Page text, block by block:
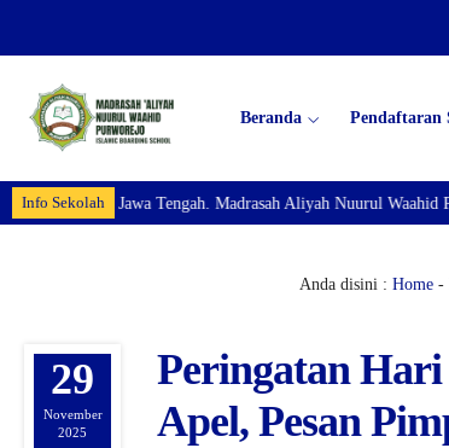
Beranda Pendaftaran
Info SekolahMadrasah Aliyah Nuurul Waahid Purworejo Islamic
Anda disini : Home-
29
November
2025
Peringatan
Apel, Pesan